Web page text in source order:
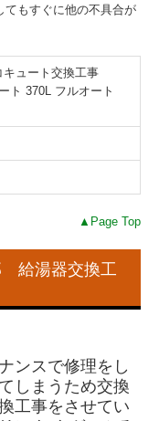
てもすぐに他の不具合が
ュート交換工事
ト 370L フルオート
▲Page Top
給湯器交換工
ンスで修理をし
しまうため交換
工事をさせてい